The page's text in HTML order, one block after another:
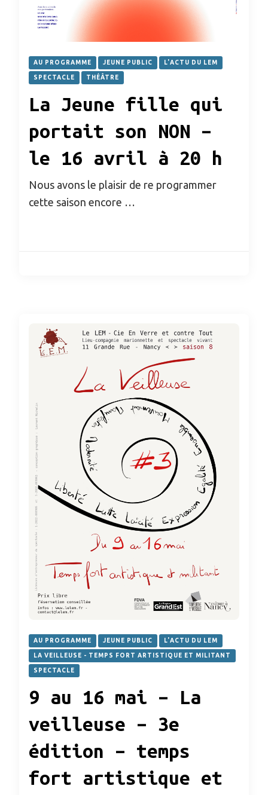
AU PROGRAMME JEUNE PUBLIC L'ACTU DU LEM
SPECTACLE THÉÂTRE
La Jeune fille qui
portait son NON –
le 16 avril à 20 h
Nous avons le plaisir de re programmer
cette saison encore …
AU PROGRAMME JEUNE PUBLIC L'ACTU DU LEM
LA VEILLEUSE - TEMPS FORT ARTISTIQUE ET MILITANT
SPECTACLE
9 au 16 mai – La
veilleuse – 3e
édition – temps
fort artistique et